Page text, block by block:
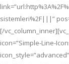
sistemleri%2F|||”
[/
icon=”Simple-Line-